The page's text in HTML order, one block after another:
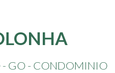
- GO - CONDOMINIO